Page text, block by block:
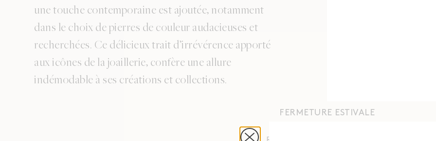
une touche contemporaine est ajoutée, notamment
dans le choix de pierres de couleur audacieuses et
recherchées. Ce délicieux trait d’irrévérence apporté
aux icônes de la joaillerie, confère une allure
indémodable à ses créations et collections.
FERMETURE ESTIVALE